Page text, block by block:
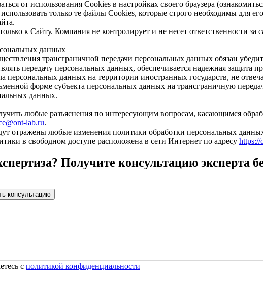
от использования Cookies в настройках своего браузера
использовать только те файлы Cookies, которые строго необходимы
к Сайту. Компания не контролирует и не несет ответственности
данных
трансграничной передачи персональных данных обязан
передачу персональных данных, обеспечивается надежная защита
персональных данных на территории иностранных государств, не
форме субъекта персональных данных на трансграничную
данных.
любые разъяснения по интересующим вопросам, касающимся
lab.ru.
отражены любые изменения политики обработки персональных
в свободном доступе расположена в сети Интернет по адресу
Получите консультацию эксперта
консультацию
с политикой конфиденциальности